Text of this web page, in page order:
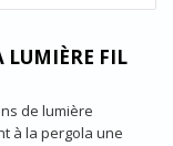
LUMIÈRE FIL
de lumière
à la pergola une